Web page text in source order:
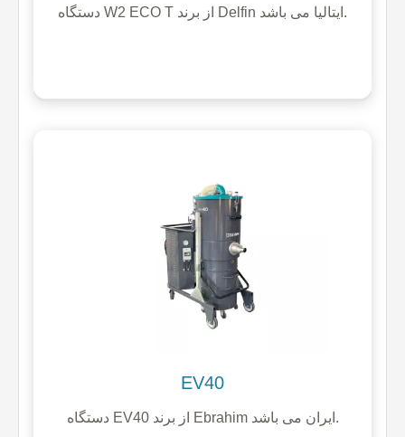
دستگاه W2 ECO T از برند Delfin ایتالیا می باشد.
EV40
دستگاه EV40 از برند Ebrahim ایران می باشد.